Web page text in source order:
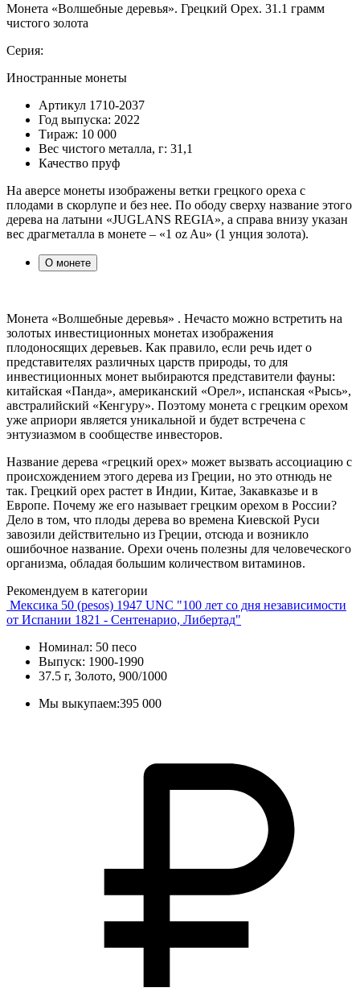
Монета «Волшебные деревья». Грецкий Орех. 31.1 грамм
чистого золота
Серия:
Иностранные монеты
Артикул 1710-2037
Год выпуска: 2022
Тираж: 10 000
Вес чистого металла, г: 31,1
Качество пруф
На аверсе монеты изображены ветки грецкого ореха с
плодами в скорлупе и без нее. По ободу сверху название этого
дерева на латыни «JUGLANS REGIA», а справа внизу указан
вес драгметалла в монете – «1 oz Au» (1 унция золота).
О монете
Монета «Волшебные деревья» . Нечасто можно встретить на
золотых инвестиционных монетах изображения
плодоносящих деревьев. Как правило, если речь идет о
представителях различных царств природы, то для
инвестиционных монет выбираются представители фауны:
китайская «Панда», американский «Орел», испанская «Рысь»,
австралийский «Кенгуру». Поэтому монета с грецким орехом
уже априори является уникальной и будет встречена с
энтузиазмом в сообществе инвесторов.
Название дерева «грецкий орех» может вызвать ассоциацию с
происхождением этого дерева из Греции, но это отнюдь не
так. Грецкий орех растет в Индии, Китае, Закавказье и в
Европе. Почему же его называет грецким орехом в России?
Дело в том, что плоды дерева во времена Киевской Руси
завозили действительно из Греции, отсюда и возникло
ошибочное название. Орехи очень полезны для человеческого
организма, обладая большим количеством витаминов.
Рекомендуем в категории
Мексика 50 (pesos) 1947 UNC "100 лет со дня независимости
от Испании 1821 - Сентенарио, Либертад"
Номинал: 50 песо
Выпуск: 1900-1990
37.5 г, Золото, 900/1000
Мы выкупаем:395 000